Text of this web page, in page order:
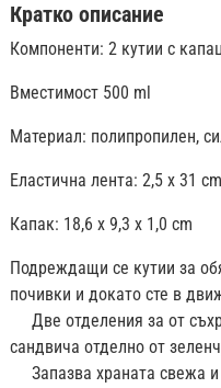
Кратко описание
Компоненти: 2 кутии с
Вместимост 500 ml
Материал: полипропилен,
Еластична лента: 2,5 x 31 cm
Капак: 18,6 x 9,3 x 1,0 cm
Подреждащи се кутии за
почивки и докато сте в
Две отделения за от
сандвича отделно от
Запазва храната свежа и